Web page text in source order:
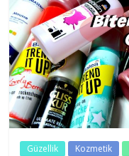
Güzellik Kozmetik